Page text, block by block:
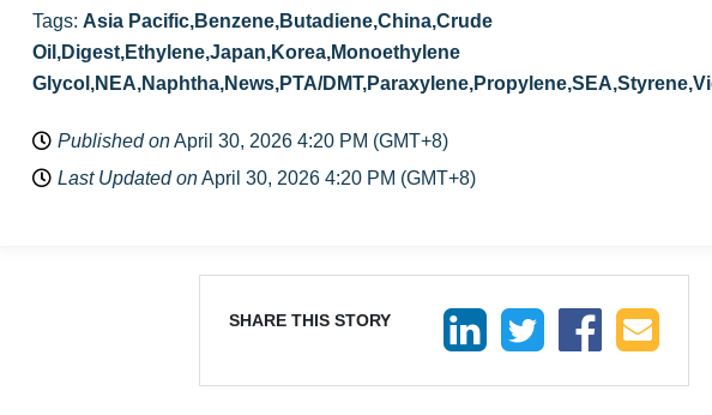
Tags: Asia Pacific,Benzene,Butadiene,China,Crude
Oil,Digest,Ethylene,Japan,Korea,Monoethylene
Glycol,NEA,Naphtha,News,PTA/
Published onApril 30, 2026 4:20 PM (GMT+8)
Last Updated onApril 30, 2026 4:20 PM (GMT+8)
SHARE THIS STORY